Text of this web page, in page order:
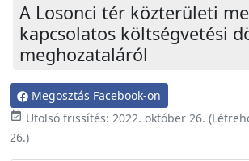
A Losonci tér közterületi
kapcsolatos költségvetési
meghozataláról
Megosztás Facebook-on
event_available Utolsó frissítés: 2022. október 26.
26.)